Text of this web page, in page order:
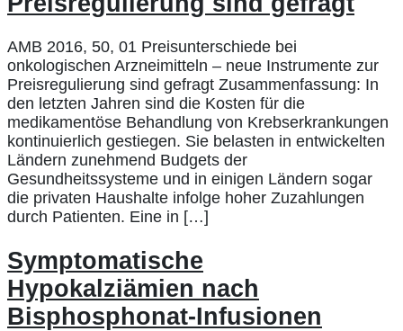
AMB 2016, 50, 01 Preisunterschiede bei
onkologischen Arzneimitteln – neue Instrumente zur
Preisregulierung sind gefragt Zusammenfassung: In
den letzten Jahren sind die Kosten für die
medikamentöse Behandlung von Krebserkrankungen
kontinuierlich gestiegen. Sie belasten in entwickelten
Ländern zunehmend Budgets der
Gesundheitssysteme und in einigen Ländern sogar
die privaten Haushalte infolge hoher Zuzahlungen
durch Patienten. Eine in […]
Symptomatische
Hypokalziämien nach
Bisphosphonat-Infusionen